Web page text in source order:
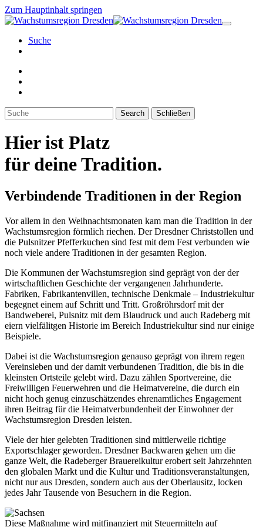
Zum Hauptinhalt springen
Suche
Search Schließen
Hier ist Platz
für deine Tradition.
Verbindende Traditionen in der Region
Vor allem in den Weihnachtsmonaten kam man die Tradition in der
Wachstumsregion förmlich riechen. Der Dresdner Christstollen und
die Pulsnitzer Pfefferkuchen sind fest mit dem Fest verbunden wie
noch viele andere Traditionen in der gesamten Region.
Die Kommunen der Wachstumsregion sind geprägt von der der
wirtschaftlichen Geschichte der vergangenen Jahrhunderte.
Fabriken, Fabrikantenvillen, technische Denkmale – Industriekultur
begegnet einem auf Schritt und Tritt. Großröhrsdorf mit der
Bandweberei, Pulsnitz mit dem Blaudruck und auch Radeberg mit
eiern vielfälitgen Historie im Bereich Industriekultur sind nur einige
Beispiele.
Dabei ist die Wachstumsregion genauso geprägt von ihrem regen
Vereinsleben und der damit verbundenen Tradition, die bis in die
kleinsten Ortsteile gelebt wird. Dazu zählen Sportvereine, die
Freiwilligen Feuerwehren und die Heimatvereine, die durch ein
nicht hoch genug einzuschätzendes ehrenamtliches Engagement
ihren Beitrag für die Heimatverbundenheit der Einwohner der
Wachstumsregion Dresden leisten.
Viele der hier gelebten Traditionen sind mittlerweile richtige
Exportschlager geworden. Dresdner Backwaren gehen um die
ganze Welt, die Radeberger Brauereikultur erobert seit Jahrzehnten
den globalen Markt und die Kultur und Traditionsveranstaltungen,
nicht nur aus Dresden, sondern auch aus der Oberlausitz, locken
jedes Jahr Tausende von Besuchern in die Region.
Diese Maßnahme wird mitfinanziert mit Steuermitteln auf